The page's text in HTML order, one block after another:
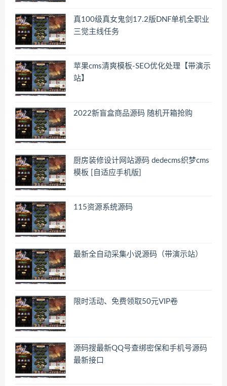
真100级真女鬼剑17.2版DNF单机全职业
三觉主线任务
苹果cms清爽模板-SEO优化处理【带演示
站】
2022新盲盒商品源码 随机开箱抢购
厨房装修设计网站源码 dedecms织梦cms
模板 [自适应手机版]
115资源系统源码
最新全自动采集小说源码（带演示站）
限时活动、免费领取50元VIP卷
源码搜最新QQ号查绑密保和手机号源码
最新接口